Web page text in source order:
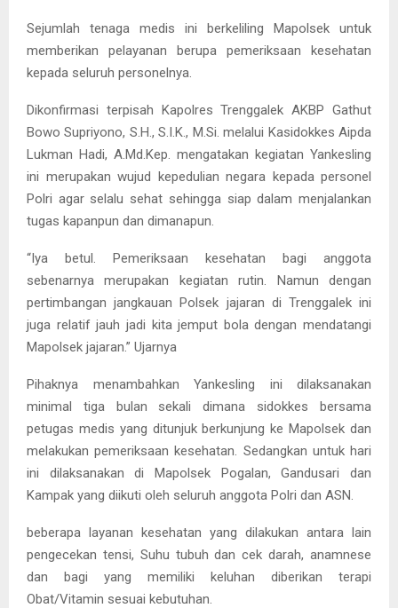
Sejumlah tenaga medis ini berkeliling Mapolsek untuk
memberikan pelayanan berupa pemeriksaan kesehatan
kepada seluruh personelnya.
Dikonfirmasi terpisah Kapolres Trenggalek AKBP Gathut
Bowo Supriyono, S.H., S.I.K., M.Si. melalui Kasidokkes Aipda
Lukman Hadi, A.Md.Kep. mengatakan kegiatan Yankesling
ini merupakan wujud kepedulian negara kepada personel
Polri agar selalu sehat sehingga siap dalam menjalankan
tugas kapanpun dan dimanapun.
“Iya betul. Pemeriksaan kesehatan bagi anggota
sebenarnya merupakan kegiatan rutin. Namun dengan
pertimbangan jangkauan Polsek jajaran di Trenggalek ini
juga relatif jauh jadi kita jemput bola dengan mendatangi
Mapolsek jajaran.” Ujarnya
Pihaknya menambahkan Yankesling ini dilaksanakan
minimal tiga bulan sekali dimana sidokkes bersama
petugas medis yang ditunjuk berkunjung ke Mapolsek dan
melakukan pemeriksaan kesehatan. Sedangkan untuk hari
ini dilaksanakan di Mapolsek Pogalan, Gandusari dan
Kampak yang diikuti oleh seluruh anggota Polri dan ASN.
beberapa layanan kesehatan yang dilakukan antara lain
pengecekan tensi, Suhu tubuh dan cek darah, anamnese
dan bagi yang memiliki keluhan diberikan terapi
Obat/Vitamin sesuai kebutuhan.